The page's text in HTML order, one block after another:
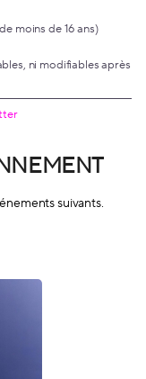
moins de 16 ans)
ni modifiables après
suivants.